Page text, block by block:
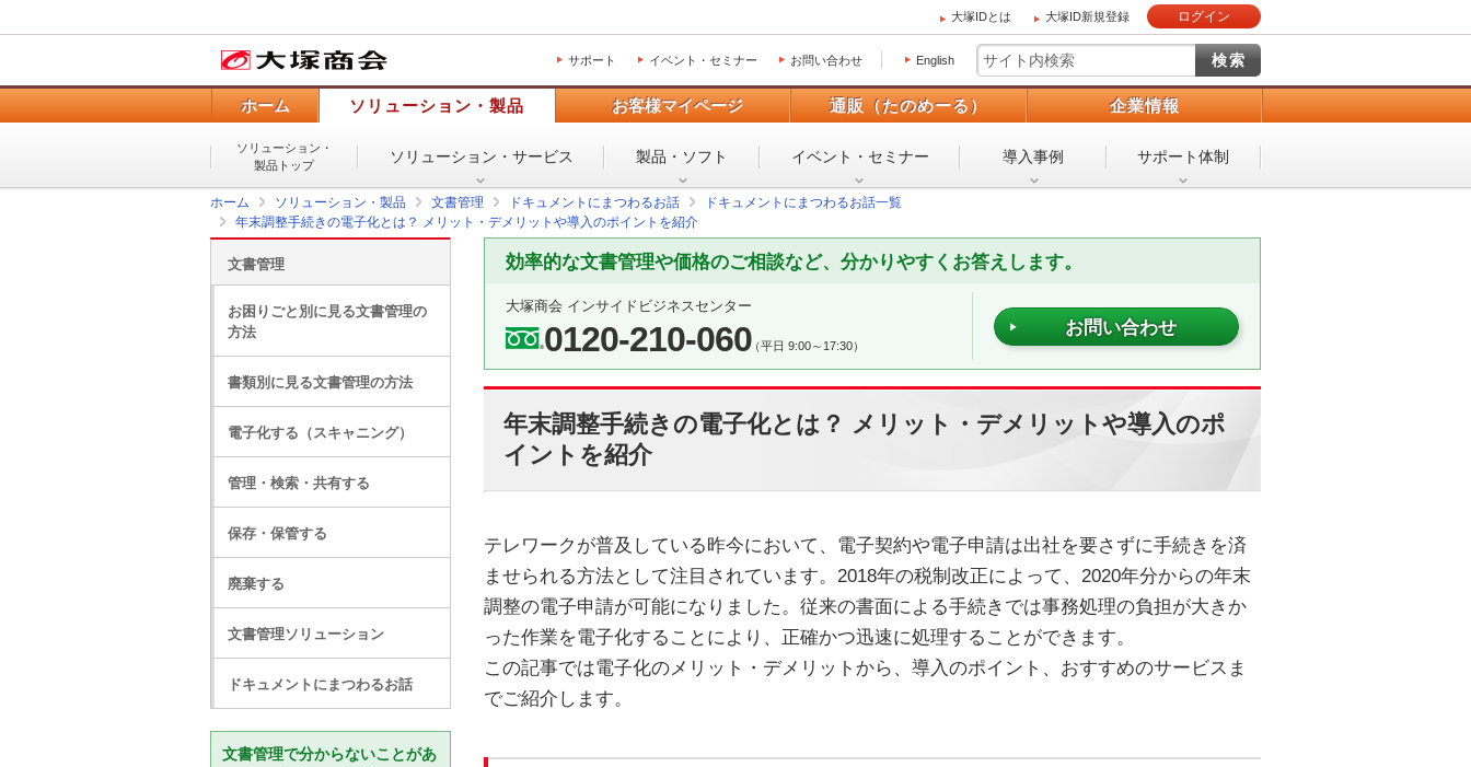
大塚IDとは 大塚ID新規登録 ログイン
サポート イベント・セミナー お問い合わせ English
ホーム ソリューション・製品 お客様マイページ 通販（たのめーる） 企業情報
ソリューション・
製品トップ
ソリューション・ サービス 製品・ソフト イベント・ セミナー 導入事例 サポート体制
ホーム ソリューション・製品 文書管理 ドキュメントにまつわるお話
ドキュメントにまつわるお話一覧
年末調整手続きの電子化とは？ メリット・デメリットや導入のポイントを紹介
効率的な文書管理や価格のご相談など、分かりやすくお答えします。
大塚商会 インサイドビジネスセンター
0120-210-060（平日 9:00～17:30）
お問い合わせ
年末調整手続きの電子化とは？ メリット・デメリットや導入のポ
イントを紹介
テレワークが普及している昨今において、電子契約や電子申請は出社を要さずに手続きを済
ませられる方法として注目されています。2018年の税制改正によって、2020年分からの年末
調整の電子申請が可能になりました。従来の書面による手続きでは事務処理の負担が大きか
った作業を電子化することにより、正確かつ迅速に処理することができます。
この記事では電子化のメリット・デメリットから、導入のポイント、おすすめのサービスま
でご紹介します。
文書管理
お困りごと別に見る文書管理の
方法
書類別に見る文書管理の方法
電子化する（スキャニング）
管理・検索・共有する
保存・保管する
廃棄する
文書管理ソリューション
ドキュメントにまつわるお話
文書管理で分からないことがあ